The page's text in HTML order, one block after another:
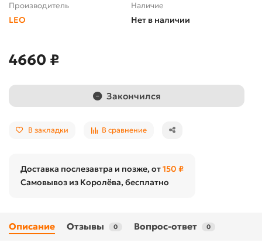
Производитель
LEO
Наличие
Нет в наличии
4660 ₽
Закончился
В закладки В сравнение
Доставка послезавтра и позже, от150 ₽
Самовывоз из Королёва, бесплатно
Описание Отзывы 0 Вопрос-ответ 0